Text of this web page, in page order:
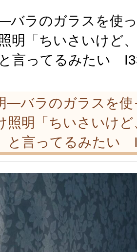
バラのガラスを使
明「ちいさいけど
言ってるみたい
―バラのガラスを使
照明「ちいさいけ
と言ってるみたい